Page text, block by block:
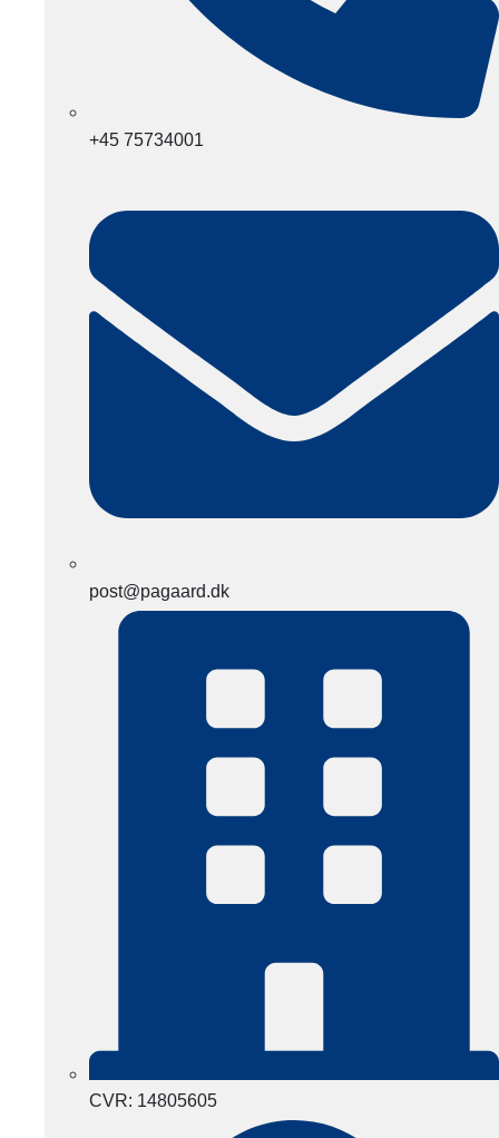
+45 75734001
post@pagaard.dk
CVR: 14805605